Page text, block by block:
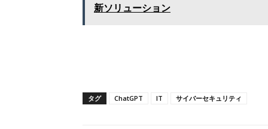
新ソリューション
タグ ChatGPT IT サイバーセキュリティ